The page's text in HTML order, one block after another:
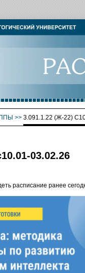
>> 3.091.1.22 (Ж-22)
03.02.26
расписание ранее